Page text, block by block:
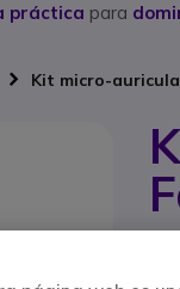
práctica para
Kit micro-